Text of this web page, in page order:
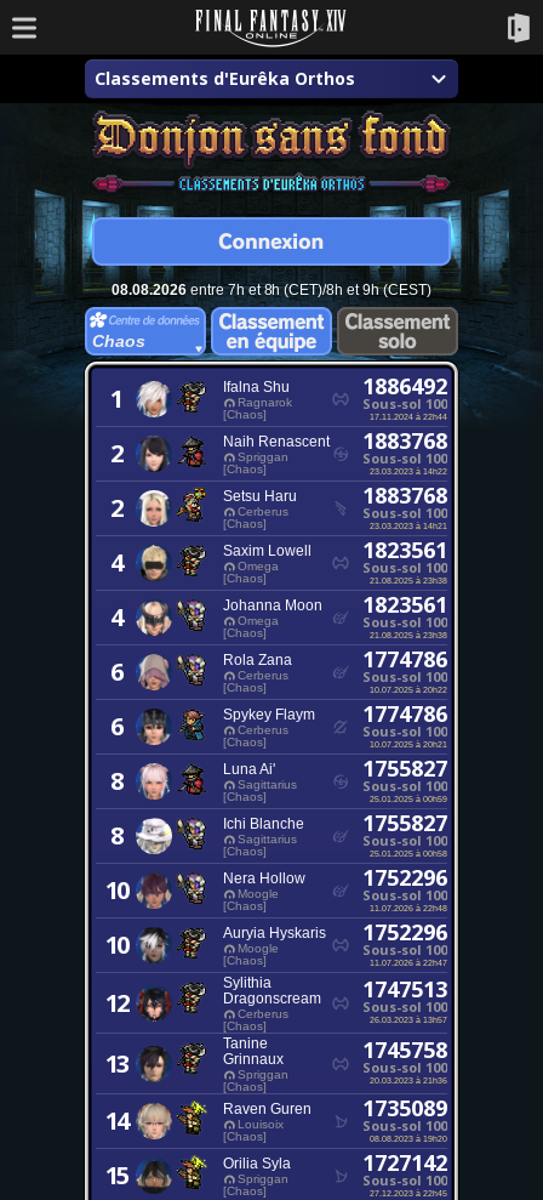
Classements d'Eurêka Orthos
08.08.2026entre 7h et 8h (CET)/8h et 9h (CEST)
Chaos
1 Ifalna Shu
Ragnarok
[Chaos]
1886492
Sous-sol 100
17.11.2024 à 22h44
2 Naih Renascent
Spriggan
[Chaos]
1883768
Sous-sol 100
23.03.2023 à 14h22
2 Setsu Haru
Cerberus
[Chaos]
1883768
Sous-sol 100
23.03.2023 à 14h21
4 Saxim Lowell
Omega
[Chaos]
1823561
Sous-sol 100
21.08.2025 à 23h38
4 Johanna Moon
Omega
[Chaos]
1823561
Sous-sol 100
21.08.2025 à 23h38
6 Rola Zana
Cerberus
[Chaos]
1774786
Sous-sol 100
10.07.2025 à 20h22
6 Spykey Flaym
Cerberus
[Chaos]
1774786
Sous-sol 100
10.07.2025 à 20h21
8 Luna Ai'
Sagittarius
[Chaos]
1755827
Sous-sol 100
25.01.2025 à 00h59
8 Ichi Blanche
Sagittarius
[Chaos]
1755827
Sous-sol 100
25.01.2025 à 00h58
10 Nera Hollow
Moogle
[Chaos]
1752296
Sous-sol 100
11.07.2026 à 22h48
10 Auryia Hyskaris
Moogle
[Chaos]
1752296
Sous-sol 100
11.07.2026 à 22h47
12
Sylithia
Dragonscream
Cerberus
[Chaos]
1747513
Sous-sol 100
26.03.2023 à 13h57
13
Tanine
Grinnaux
Spriggan
[Chaos]
1745758
Sous-sol 100
20.03.2023 à 21h36
14 Raven Guren
Louisoix
[Chaos]
1735089
Sous-sol 100
08.08.2023 à 19h20
15 Orilia Syla
Spriggan
[Chaos]
1727142
Sous-sol 100
27.12.2023 à 22h45